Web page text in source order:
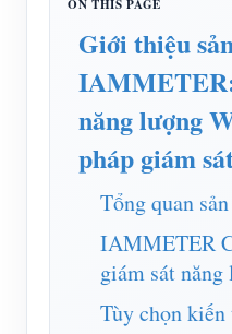
Trình mô phỏng
Đồng hồ đo ảo
Hệ thống dự báo
Các ứng dụng
Màn hình sử dụng
Hệ thống điều
Cửa hàng
Khởi động nhanh
Tài liệu
Cộng đồng
Nhà phát triển
Giới thiệu
năng lượng
pháp giám
Tổng quan
IAMMETER
giám sát năng
Tùy chọn